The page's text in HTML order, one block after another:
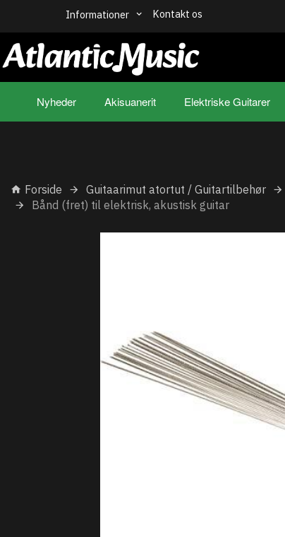
Informationer Kontakt os
Nyheder Akisuanerit Elektriske Guitarer
Forside Guitaarimut atortut / Guitartilbehør
Bånd (fret) til elektrisk, akustisk guitar